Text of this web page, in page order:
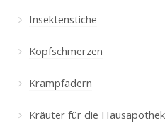
Insektenstiche
Kopfschmerzen
Krampfadern
Kräuter für die